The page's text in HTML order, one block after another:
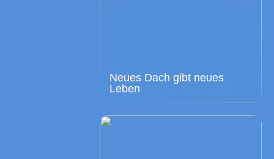
Neues Dach gibt neues
Leben